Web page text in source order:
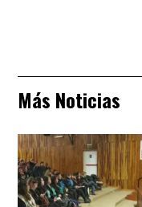
Más Noticias